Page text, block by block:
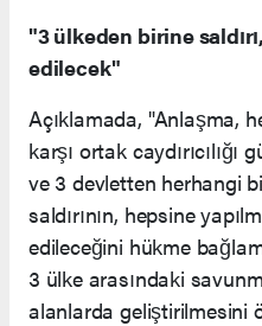
"3 ülkeden birine
edilecek"
Açıklamada, "Anlaşma,
karşı ortak
ve 3 devletten herhangi
saldırının, hepsine
edileceğini hükme
3 ülke arasındaki
alanlarda geliştirilmesini